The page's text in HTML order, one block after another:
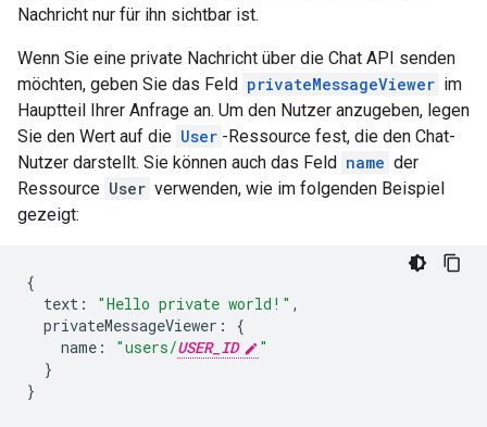
Nachricht nur für ihn sichtbar ist.
Wenn Sie eine private Nachricht über die Chat API senden
möchten, geben Sie das Feld privateMessageViewer im
Hauptteil Ihrer Anfrage an. Um den Nutzer anzugeben, legen
Sie den Wert auf die User -Ressource fest, die den Chat-
Nutzer darstellt. Sie können auch das Feld name der
Ressource User verwenden, wie im folgenden Beispiel
gezeigt:
{
text : "Hello private world!" ,
privateMessageViewer :
{
name : "users/USER_ID
"
}
}